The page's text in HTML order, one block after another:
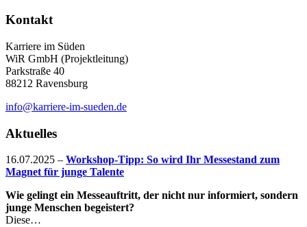
Kontakt
Karriere im Süden
WiR GmbH (Projektleitung)
Parkstraße 40
88212 Ravensburg
info@karriere-im-sueden.de
Aktuelles
16.07.2025 – Workshop-Tipp: So wird Ihr Messestand zum
Magnet für junge Talente
Wie gelingt ein Messeauftritt, der nicht nur informiert, sondern
junge Menschen begeistert?
Diese…